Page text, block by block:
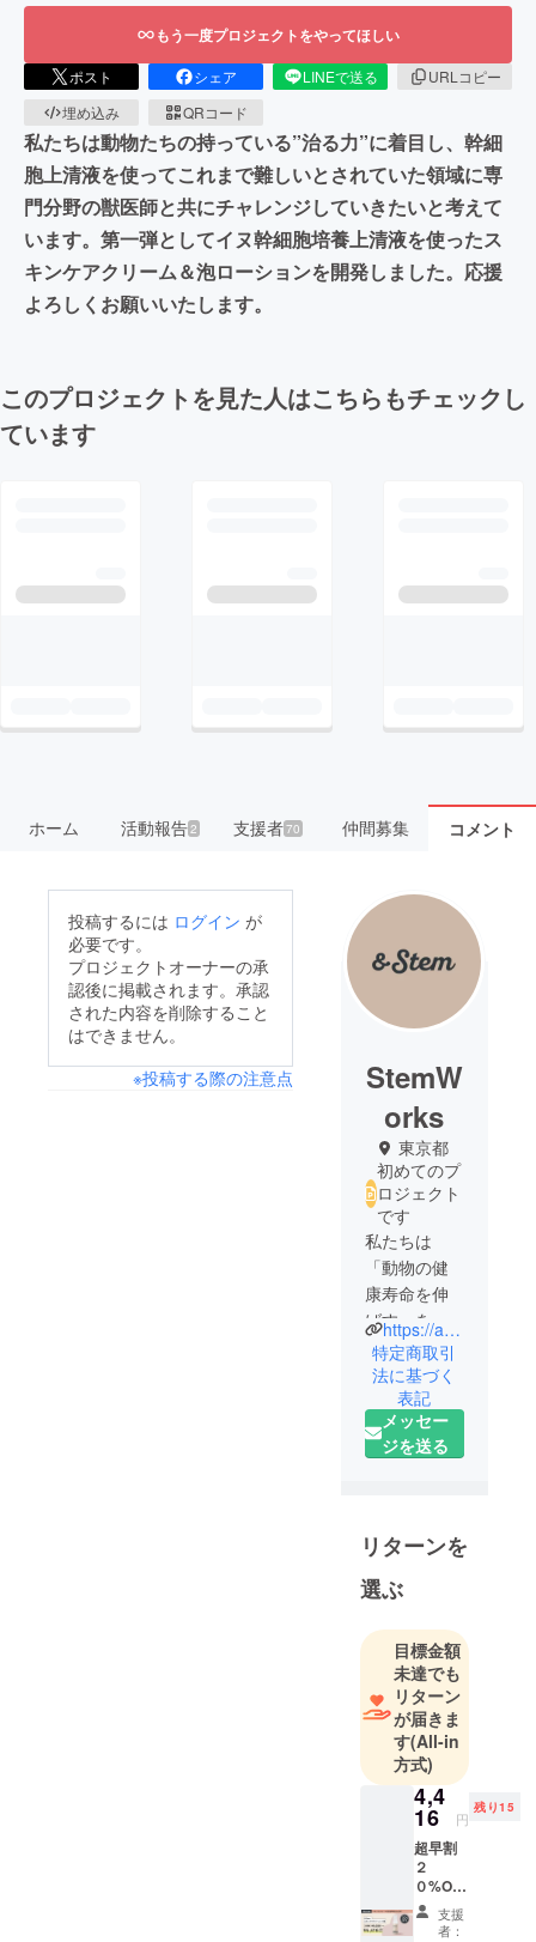
もう一度プロジェクトをやってほしい
ポスト シェア LINEで送る
URLコピー
埋め込み
QRコード
私たちは動物たちの持っている”治る力”に着目し、幹細
胞上清液を使ってこれまで難しいとされていた領域に専
門分野の獣医師と共にチャレンジしていきたいと考えて
います。第一弾としてイヌ幹細胞培養上清液を使ったス
キンケアクリーム＆泡ローションを開発しました。応援
よろしくお願いいたします。
このプロジェクトを見た人はこちらもチェックし
ています
ホーム 活動報告2 支援者70 仲間募集 コメント
投稿するには ログイン が
必要です。
プロジェクトオーナーの承
認後に掲載されます。承認
された内容を削除すること
はできません。
※投稿する際の注意点
StemW
orks
東京都
初めてのプ
ロジェクト
です
私たちは
「動物の健
康寿命を伸
ばす」を
ミッション
に、これま
でにない新
たな治療法
を開拓する
限り長く健
康でいられ
るサポート
ます。
その第一弾
として今回
の
「&Stem」
のスキンケ
アクリーム
とスキンケ
ア泡ロー
ションを開
発しまし
た。一人で
https://andstem.jp
特定商取引
法に基づく
表記
メッセー
ジを送る
リターンを
選ぶ
目標金額
未達でも
リターン
が届きま
す(All-in
方式)
4,4
16 円
残り15
超早割
２
０%OF
F リ
ター支援
者：